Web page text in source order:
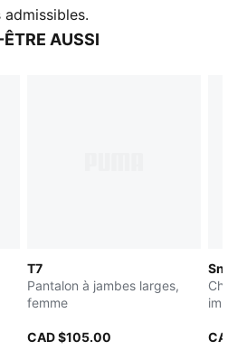
par PUMA
AUSSI
T7
Pantalon à jambes larges,
femme
CAD $105.00